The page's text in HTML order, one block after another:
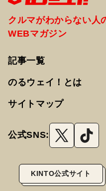
クルマがわからない人
WEBマガジン
記事一覧
のるウェイ！とは
サイトマップ
公式SNS:
KINTO公式サイト